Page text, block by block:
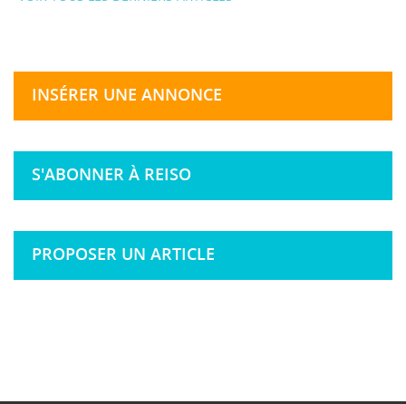
INSÉRER UNE ANNONCE
S'ABONNER À REISO
PROPOSER UN ARTICLE